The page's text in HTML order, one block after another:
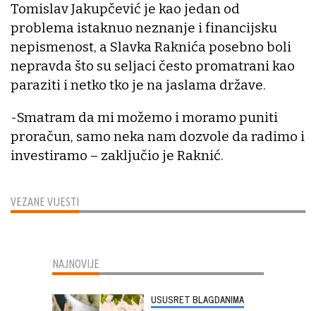
VEZANE VIJESTI
Tomislav Jakupčević je kao jedan od
problema istaknuo neznanje i financijsku
nepismenost, a Slavka Raknića posebno boli
nepravda što su seljaci često promatrani kao
paraziti i netko tko je na jaslama države.
-Smatram da mi možemo i moramo puniti
proračun, samo neka nam dozvole da radimo i
investiramo – zaključio je Raknić.
NAJNOVIJE
USUSRET BLAGDANIMA